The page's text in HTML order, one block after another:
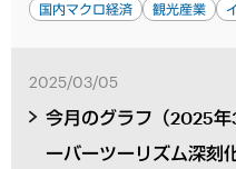
国内マクロ経済 観光産業
2025/03/05
今月のグラフ（2025
ーバーツーリズム深刻